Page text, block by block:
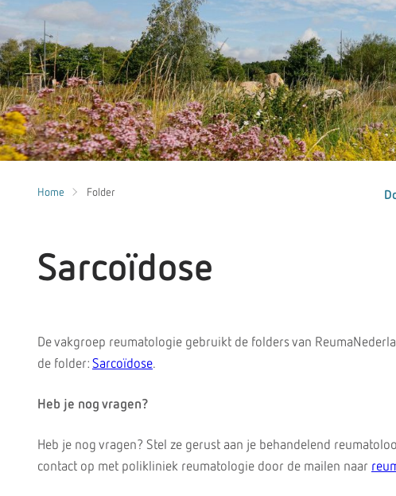
Home Folder
Sarcoïdose
De vakgroep reumatologie gebruikt de folders van
de folder: Sarcoïdose.
Heb je nog vragen?
Heb je nog vragen? Stel ze gerust aan je behandelend
contact op met polikliniek reumatologie door de mailen naar